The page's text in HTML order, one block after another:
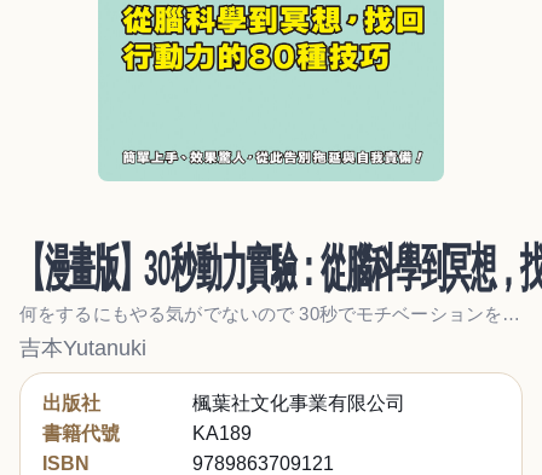
【漫畫版】30秒動力實驗：從腦科學到冥想
何をするにもやる気がでないので 30秒でモチベーションを上げる方法を教えてください…
吉本Yutanuki
出版社
楓葉社文化事業有限公司
書籍代號
KA189
ISBN
9789863709121